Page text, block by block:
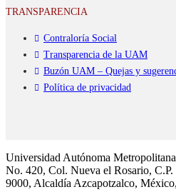
TRANSPARENCIA
Contraloría Social
Transparencia de la UAM
Buzón UAM – Quejas y
Política de privacidad
Universidad Autónoma
No. 420, Col. Nueva el Rosario,
9000, Alcaldía Azcapotzalco,